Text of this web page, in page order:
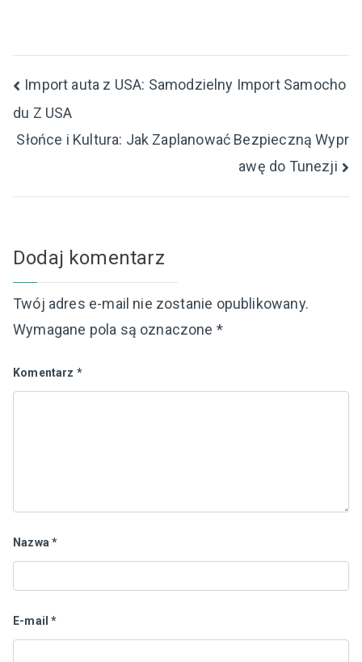
Nawigacja
wpisu
Import auta z USA: Samodzielny Import Samocho
du Z USA
Słońce i Kultura: Jak Zaplanować Bezpieczną Wypr
awę do Tunezji
Dodaj komentarz
Twój adres e-mail nie zostanie opublikowany.
Wymagane pola są oznaczone *
Komentarz *
Nazwa*
E-mail*